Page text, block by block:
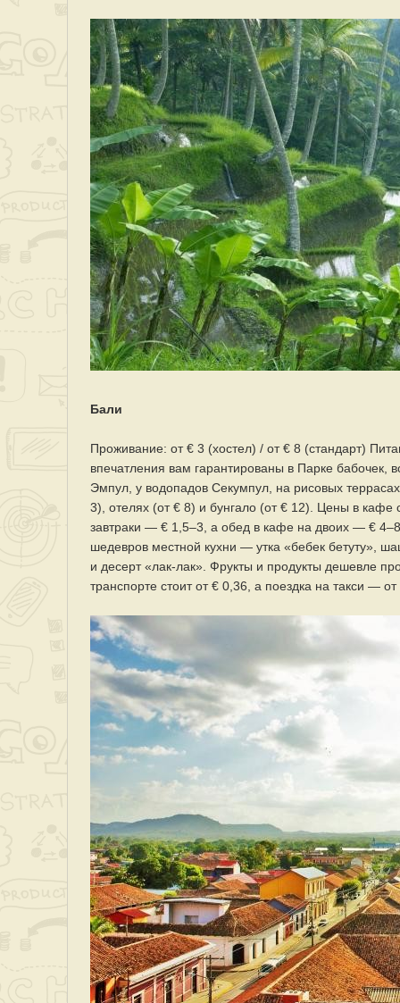
Бали
Проживание: от € 3 (хостел) / от € 8 (стандарт)
впечатления вам гарантированы в Парке бабочек,
Эмпул, у водопадов Секумпул, на рисовых
3), отелях (от € 8) и бунгало (от € 12). Цены в кафе
завтраки — € 1,5–3, а обед в кафе на двоих — €
шедевров местной кухни — утка «бебек бетуту»,
и десерт «лак-лак». Фрукты и продукты дешевле
транспорте стоит от € 0,36, а поездка на такси —